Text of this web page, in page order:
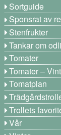
Sortguide
Sponsrat av
Stenfrukter
Tankar om
Tomater
Tomater –
Tomatplan
Trollets
Vår